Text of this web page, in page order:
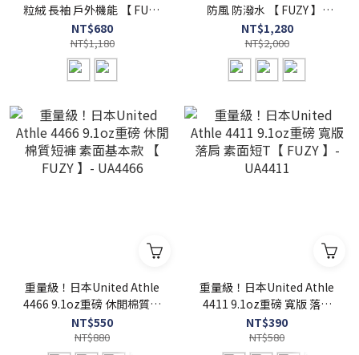
粒絨 長袖 戶外機能 【 FUZY
】- UA7098
NT$680
NT$1,180
防風 防潑水 【 FUZY 】-
UA7448
NT$1,280
NT$2,000
重量級！日本United Athle
4466 9.1oz重磅 休閒棉質短
褲 素面基本款 【 FUZY 】-
UA4466
NT$550
NT$880
重量級！日本United Athle
4411 9.1oz重磅 寬版 落肩
素面短T【 FUZY 】-
UA4411
NT$390
NT$580